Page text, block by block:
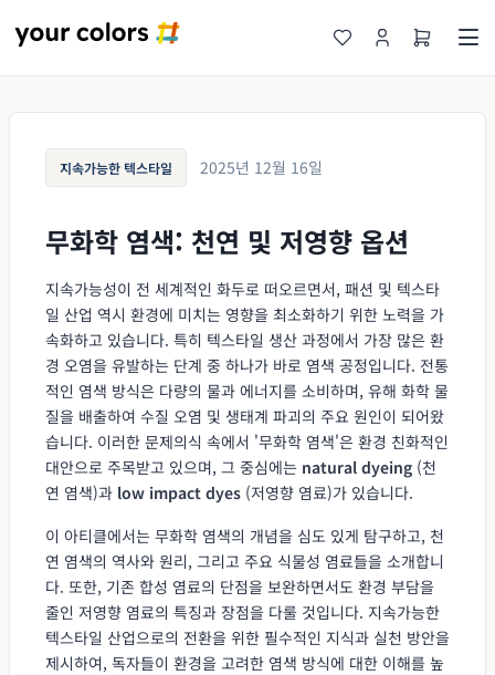
지속가능한 텍스타일 2025년 12월 16일
무화학 염색: 천연 및 저영향 옵션
지속가능성이 전 세계적인 화두로 떠오르면서, 패션 및 텍스타
일 산업 역시 환경에 미치는 영향을 최소화하기 위한 노력을 가
속화하고 있습니다. 특히 텍스타일 생산 과정에서 가장 많은 환
경 오염을 유발하는 단계 중 하나가 바로 염색 공정입니다. 전통
적인 염색 방식은 다량의 물과 에너지를 소비하며, 유해 화학 물
질을 배출하여 수질 오염 및 생태계 파괴의 주요 원인이 되어왔
습니다. 이러한 문제의식 속에서 '무화학 염색'은 환경 친화적인
대안으로 주목받고 있으며, 그 중심에는 natural dyeing (천
연 염색)과 low impact dyes (저영향 염료)가 있습니다.
이 아티클에서는 무화학 염색의 개념을 심도 있게 탐구하고, 천
연 염색의 역사와 원리, 그리고 주요 식물성 염료들을 소개합니
다. 또한, 기존 합성 염료의 단점을 보완하면서도 환경 부담을
줄인 저영향 염료의 특징과 장점을 다룰 것입니다. 지속가능한
텍스타일 산업으로의 전환을 위한 필수적인 지식과 실천 방안을
제시하여, 독자들이 환경을 고려한 염색 방식에 대한 이해를 높